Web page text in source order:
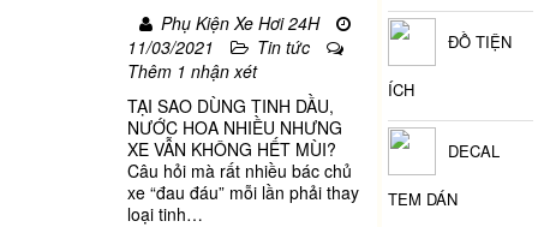
Phụ Kiện Xe Hơi 24H
11/03/2021
Tin tức
Thêm 1 nhận xét
TẠI SAO DÙNG TINH DẦU,
NƯỚC HOA NHIỀU NHƯNG
XE VẪN KHÔNG HẾT MÙI?
Câu hỏi mà rất nhiều bác chủ
xe “đau đáu” mỗi lần phải thay
loại tinh…
ĐỒ TIỆN
ÍCH
DECAL
TEM DÁN